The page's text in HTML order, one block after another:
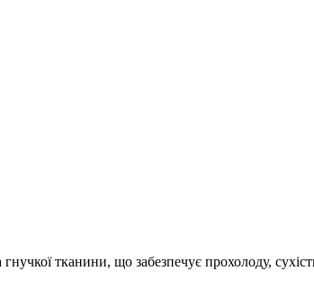
тканини, що забезпечує прохолоду,